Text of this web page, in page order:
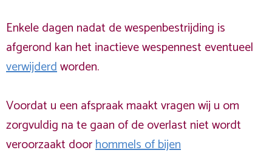
Enkele dagen nadat de wespenbestrijding is
afgerond kan het inactieve wespennest eventueel
verwijderdworden.
Voordat u een afspraak maakt vragen wij u om
zorgvuldig na te gaan of de overlast niet wordt
veroorzaakt doorhommels of bijen